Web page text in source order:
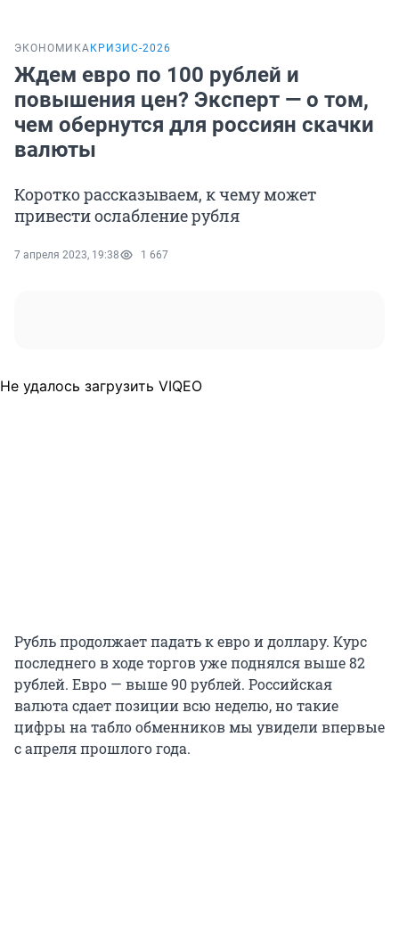
ЭКОНОМИКА КРИЗИС-2026
Ждем евро по 100 рублей и
повышения цен? Эксперт — о том,
чем обернутся для россиян скачки
валюты
Коротко рассказываем, к чему может
привести ослабление рубля
7 апреля 2023, 19:38 1 667
Не удалось загрузить VIQEO
Рубль продолжает падать к евро и доллару. Курс
последнего в ходе торгов уже поднялся выше 82
рублей. Евро — выше 90 рублей. Российская
валюта сдает позиции всю неделю, но такие
цифры на табло обменников мы увидели впервые
с апреля прошлого года.